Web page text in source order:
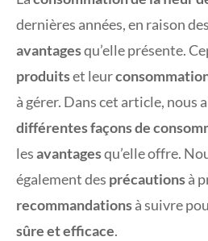
dernières années, en raison des
avantagesqu’elle présente.
produitset leur
à gérer. Dans cet article, nous
différentes façons de
lesavantagesqu’elle offre.
également des précautionsà
recommandationsà suivre
sûre et efficace.